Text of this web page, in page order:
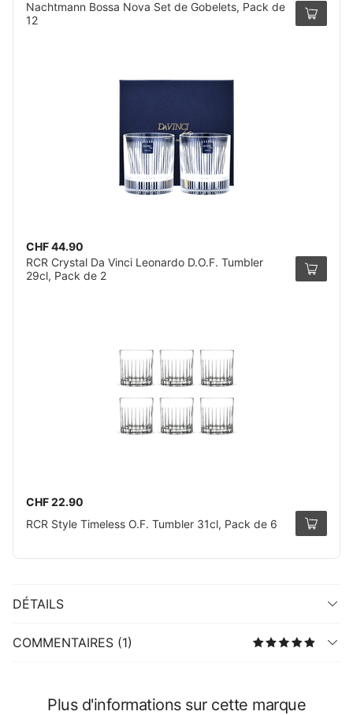
Nachtmann Bossa Nova Set de Gobelets, Pack de
12
CHF 44.90
RCR Crystal Da Vinci Leonardo D.O.F. Tumbler
29cl, Pack de 2
CHF 22.90
RCR Style Timeless O.F. Tumbler 31cl, Pack de 6
DÉTAILS
COMMENTAIRES (1)
Plus d'informations sur cette marque